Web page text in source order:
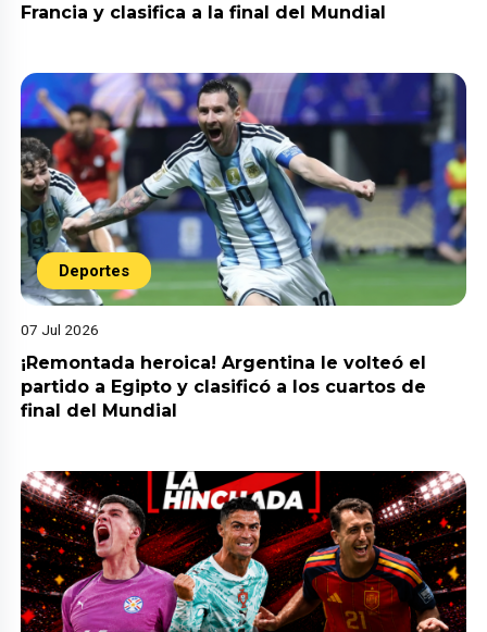
Francia y clasifica a la final del Mundial
Deportes
07 Jul 2026
¡Remontada heroica! Argentina le volteó el
partido a Egipto y clasificó a los cuartos de
final del Mundial